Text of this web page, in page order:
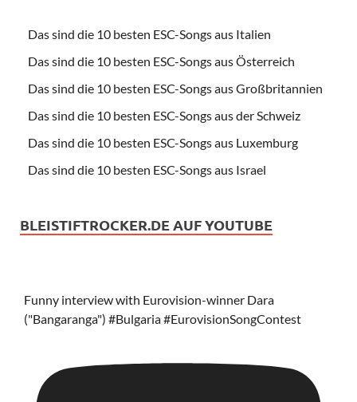
Das sind die 10 besten ESC-Songs aus Italien
Das sind die 10 besten ESC-Songs aus Österreich
Das sind die 10 besten ESC-Songs aus Großbritannien
Das sind die 10 besten ESC-Songs aus der Schweiz
Das sind die 10 besten ESC-Songs aus Luxemburg
Das sind die 10 besten ESC-Songs aus Israel
BLEISTIFTROCKER.DE AUF YOUTUBE
Funny interview with Eurovision-winner Dara
("Bangaranga") #Bulgaria #EurovisionSongContest